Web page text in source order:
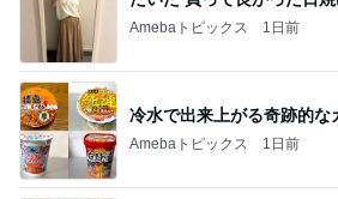
Amebaトピックス 1日前
冷水で出来上がる奇跡的な
Amebaトピックス 1日前